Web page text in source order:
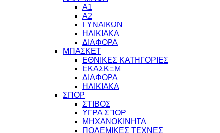
Α1
Α2
ΓΥΝΑΙΚΩΝ
ΗΛΙΚΙΑΚΑ
ΔΙΑΦΟΡΑ
ΜΠΑΣΚΕΤ
ΕΘΝΙΚΕΣ ΚΑΤΗΓΟΡΙΕΣ
ΕΚΑΣΚΕΜ
ΔΙΑΦΟΡΑ
ΗΛΙΚΙΑΚΑ
ΣΠΟΡ
ΣΤΙΒΟΣ
ΥΓΡΑ ΣΠΟΡ
ΜΗΧΑΝΟΚΙΝΗΤΑ
ΠΟΛΕΜΙΚΕΣ ΤΕΧΝΕΣ